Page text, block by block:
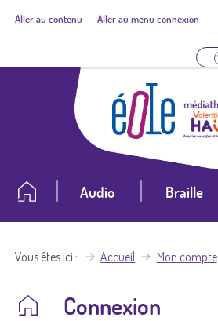
Aller au contenu Aller au menu connexion
Audio Braille
Vous êtes ici Accueil Mon compte
Connexion